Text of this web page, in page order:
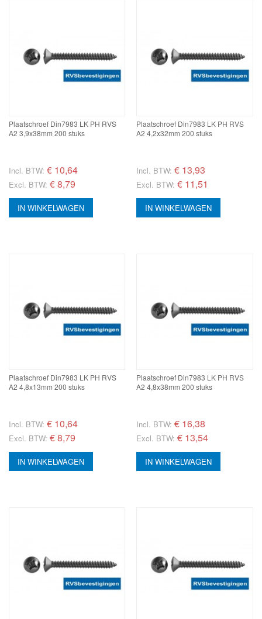
Plaatschroef Din7983 LK PH RVS
A2 3,9x38mm 200 stuks
Incl. BTW: € 10,64
Excl. BTW: € 8,79
IN WINKELWAGEN
Plaatschroef Din7983 LK PH RVS
A2 4,2x32mm 200 stuks
Incl. BTW: € 13,93
Excl. BTW: € 11,51
IN WINKELWAGEN
Plaatschroef Din7983 LK PH RVS
A2 4,8x13mm 200 stuks
Incl. BTW: € 10,64
Excl. BTW: € 8,79
IN WINKELWAGEN
Plaatschroef Din7983 LK PH RVS
A2 4,8x38mm 200 stuks
Incl. BTW: € 16,38
Excl. BTW: € 13,54
IN WINKELWAGEN